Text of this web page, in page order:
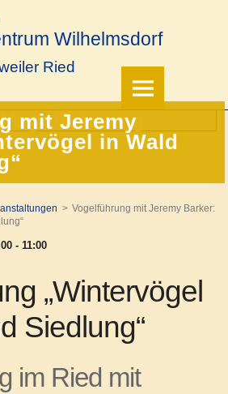
Wilhelmsdorf
Ried
mit Jeremy
in Wald
Vogelführung mit Jeremy Barker:
- 11:00
„Wintervögel
Siedlung“
im Ried mit